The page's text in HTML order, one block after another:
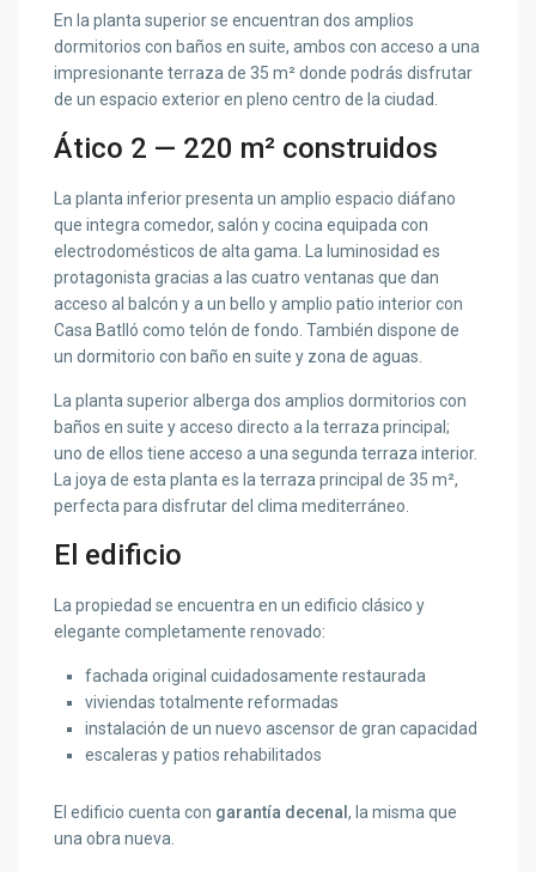
En la planta superior se encuentran dos amplios
dormitorios con baños en suite, ambos con acceso a una
impresionante terraza de 35 m² donde podrás disfrutar
de un espacio exterior en pleno centro de la ciudad.
Ático 2 — 220 m² construidos
La planta inferior presenta un amplio espacio diáfano
que integra comedor, salón y cocina equipada con
electrodomésticos de alta gama. La luminosidad es
protagonista gracias a las cuatro ventanas que dan
acceso al balcón y a un bello y amplio patio interior con
Casa Batlló como telón de fondo. También dispone de
un dormitorio con baño en suite y zona de aguas.
La planta superior alberga dos amplios dormitorios con
baños en suite y acceso directo a la terraza principal;
uno de ellos tiene acceso a una segunda terraza interior.
La joya de esta planta es la terraza principal de 35 m²,
perfecta para disfrutar del clima mediterráneo.
El edificio
La propiedad se encuentra en un edificio clásico y
elegante completamente renovado:
fachada original cuidadosamente restaurada
viviendas totalmente reformadas
instalación de un nuevo ascensor de gran capacidad
escaleras y patios rehabilitados
El edificio cuenta con garantía decenal, la misma que
una obra nueva.